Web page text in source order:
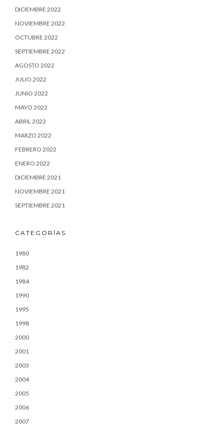
DICIEMBRE 2022
NOVIEMBRE 2022
OCTUBRE 2022
SEPTIEMBRE 2022
AGOSTO 2022
JULIO 2022
JUNIO 2022
MAYO 2022
ABRIL 2022
MARZO 2022
FEBRERO 2022
ENERO 2022
DICIEMBRE 2021
NOVIEMBRE 2021
SEPTIEMBRE 2021
CATEGORÍAS
1980
1982
1984
1990
1995
1998
2000
2001
2003
2004
2005
2006
2007